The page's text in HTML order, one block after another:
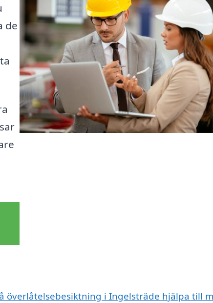
de
överlåtelsebesiktning i Ingelsträde hjälpa till